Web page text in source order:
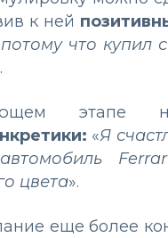
к ней
что купил
этапе
«Я
цвета».
еще более